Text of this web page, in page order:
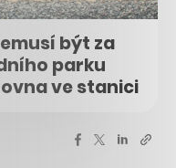
být za
parku
ve stanici